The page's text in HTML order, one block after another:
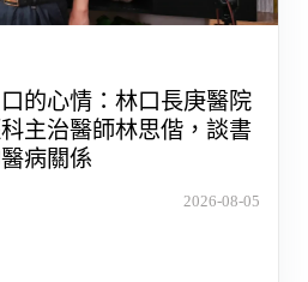
的心情：林口長庚醫院
主治醫師林思偕，談書
病關係
2026-08-05